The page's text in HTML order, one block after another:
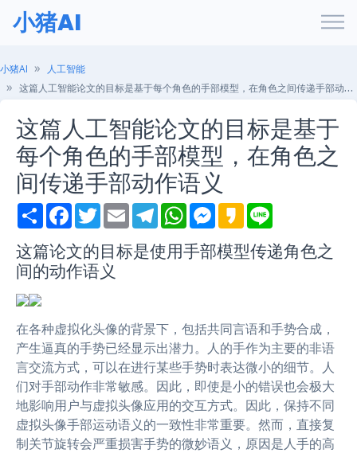
小猪AI
小猪AI
人工智能
这篇人工智能论文的目标是基于每个角色的手部模型，在角色之间传递手部动作语义
这篇人工智能论文的目标是基于
每个角色的手部模型，在角色之
间传递手部动作语义
S
h
r
e
F
a
e
b
o
T
w
t
t
e
r
E
m
i
l
T
e
e
g
W
h
t
s
M
e
s
e
K
a
a
o
e
这篇论文的目标是使用手部模型传递角色之
间的动作语义
在各种虚拟化头像的背景下，包括共同言语和手势合成，
产生逼真的手势已经显示出潜力。人的手作为主要的非语
言交流方式，可以在进行某些手势时表达微小的细节。人
们对手部动作非常敏感。因此，即使是小的错误也会极大
地影响用户与虚拟头像应用的交互方式。因此，保持不同
虚拟头像手部运动语义的一致性非常重要。然而，直接复
制关节旋转会严重损害手势的微妙语义，原因是人手的高